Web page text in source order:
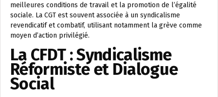
meilleures conditions de travail et la promotion de l’égalité
sociale. La CGT est souvent associée à un syndicalisme
revendicatif et combatif, utilisant notamment la grève comme
moyen d’action privilégié.
La CFDT : Syndicalisme
Réformiste et Dialogue
Social